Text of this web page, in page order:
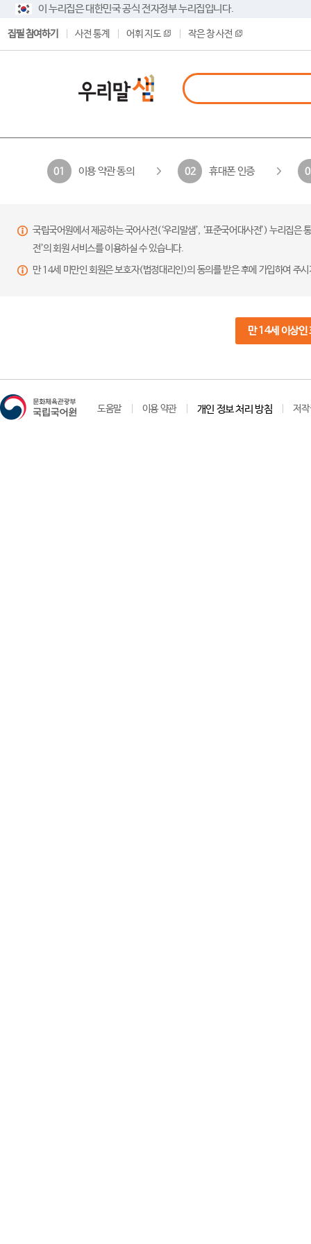
이 누리집은 대한민국 공식 전자정부 누리집입니다.
집필 참여하기 사전 통계 어휘 지도 작은 창 사전
01 이용 약관 동의 02 휴대폰 인증
국립국어원에서 제공하는 국어사전(‘우리말샘’, ‘표준국어대사전’) 누리집
전’의 회원 서비스를 이용하실 수 있습니다.
만 14세 미만인 회원은 보호자(법정대리인)의 동의를 받은 후에 가입하여 주
만 14세 이상인
도움말 이용 약관 개인 정보 처리 방침 저